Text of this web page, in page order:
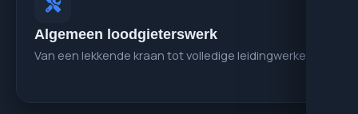
Algemeen loodgieterswerk
Van een lekkende kraan tot volledige leidingwerken.